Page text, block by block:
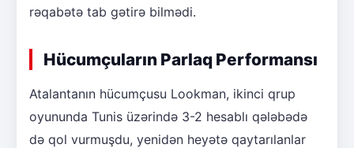
rəqabətə tab gətirə bilmədi.
Hücumçuların Parlaq Performansı
Atalantanın hücumçusu Lookman, ikinci qrup
oyununda Tunis üzərində 3-2 hesablı qələbədə
də qol vurmuşdu, yenidən heyətə qaytarılanlar